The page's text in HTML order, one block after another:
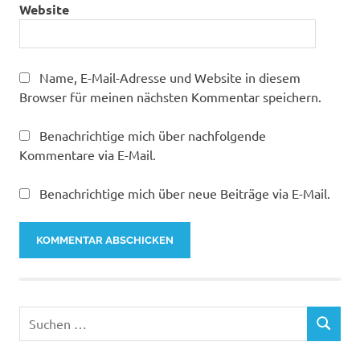
Website
Name, E-Mail-Adresse und Website in diesem
Browser für meinen nächsten Kommentar speichern.
Benachrichtige mich über nachfolgende
Kommentare via E-Mail.
Benachrichtige mich über neue Beiträge via E-Mail.
nach:
SUCHEN